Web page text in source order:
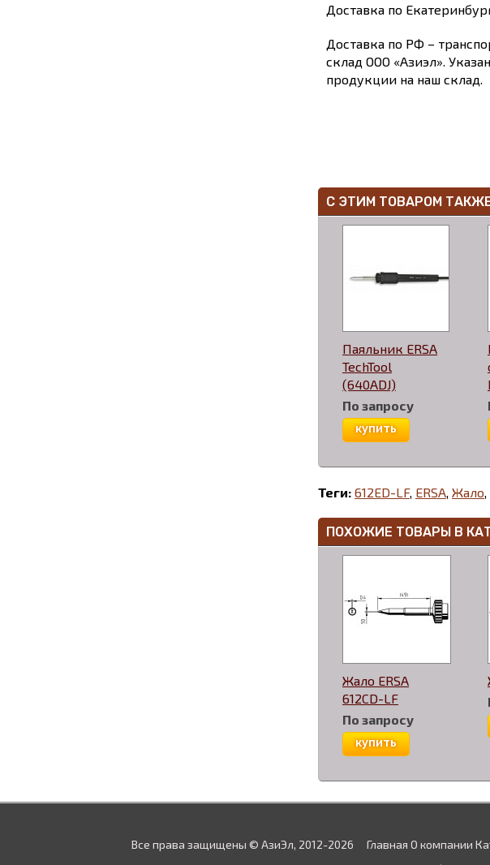
Доставка по
Доставка по РФ –
склад ООО «Азиэл».
продукции на наш склад.
С ЭТИМ ТОВАРОМ
Паяльник ERSA
TechTool
(640ADJ)
По запросу
купить
Теги: 612ED-LF, ERSA, Жало,
ПОХОЖИЕ ТОВАРЫ В
Жало ERSA
612CD-LF
По запросу
купить
Все права защищены © АзиЭл, 2012-2026 Главная О компании